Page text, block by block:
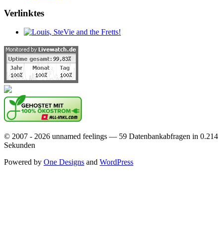
Verlinktes
© 2007 - 2026 unnamed feelings — 59 Datenbankabfragen in 0.214
Sekunden
Powered by One Designs and WordPress